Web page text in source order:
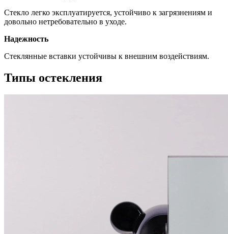
Стекло легко эксплуатируется, устойчиво к загрязнениям и
довольно нетребовательно в уходе.
Надежность
Стеклянные вставки устойчивы к внешним воздействиям.
Типы остекления